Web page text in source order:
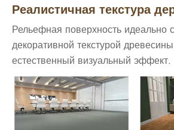
Реалистичная текстура
Рельефная поверхность идеально
декоративной текстурой
естественный визуальный эффект.